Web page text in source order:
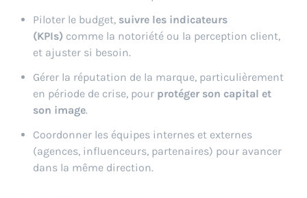
Piloter le budget, suivre les indicateurs
(KPIs) comme la notoriété ou la perception client,
et ajuster si besoin.
Gérer la réputation de la marque, particulièrement
en période de crise, pour protéger son capital et
son image.
Coordonner les équipes internes et externes
(agences, influenceurs, partenaires) pour avancer
dans la même direction.